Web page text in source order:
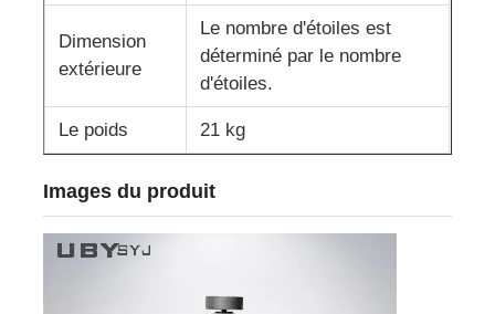
Dimension
extérieure
Le nombre d'étoiles est
déterminé par le nombre
d'étoiles.
Le poids 21 kg
Images du produit